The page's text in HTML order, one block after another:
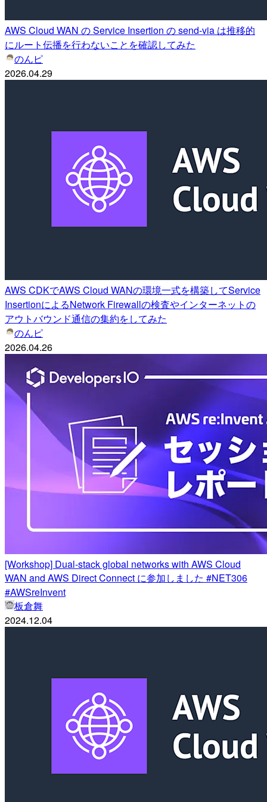
AWS Cloud WAN の Service Insertion の send-via は推移的
にルート伝播を行わないことを確認してみた
のんピ
2026.04.29
AWS CDKでAWS Cloud WANの環境一式を構築してService
InsertionによるNetwork Firewallの検査やインターネットの
アウトバウンド通信の集約をしてみた
のんピ
2026.04.26
[Workshop] Dual-stack global networks with AWS Cloud
WAN and AWS Direct Connect に参加しました #NET306
#AWSreInvent
板倉舞
2024.12.04